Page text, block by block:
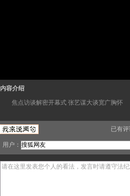
内容介绍
焦点访谈解密开幕式 张艺谋大谈宽广胸怀
已有
用户：